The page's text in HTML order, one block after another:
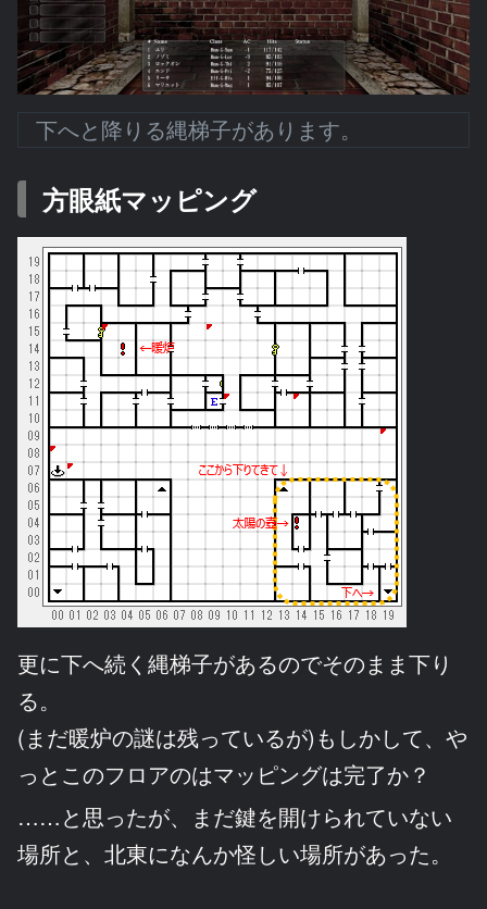
下へと降りる縄梯子があります。
方眼紙マッピング
更に下へ続く縄梯子があるのでそのまま下り
る。
(まだ暖炉の謎は残っているが)もしかして、や
っとこのフロアのはマッピングは完了か？
……と思ったが、まだ鍵を開けられていない
場所と、北東になんか怪しい場所があった。